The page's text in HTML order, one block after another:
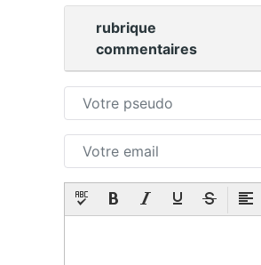
rubrique
commentaires